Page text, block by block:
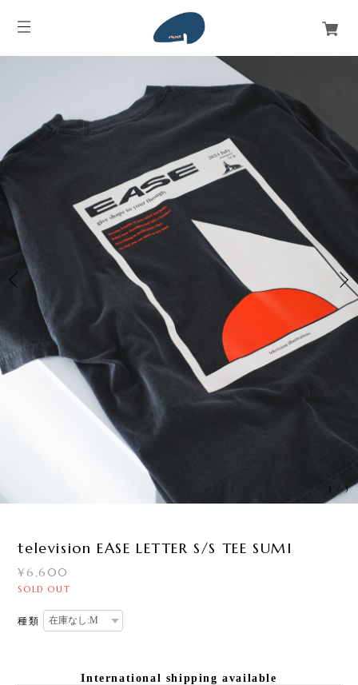
3 /3
television EASE LETTER S/S TEE SUMI
¥6,600
SOLD OUT
種類
International shipping available